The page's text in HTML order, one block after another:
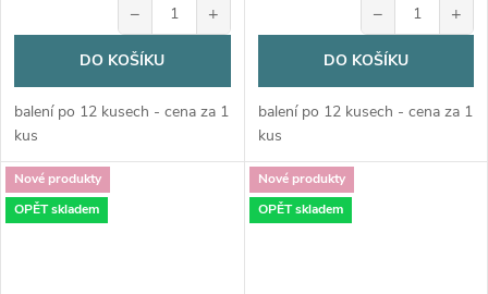
− +
DO KOŠÍKU
balení po 12 kusech - cena za 1
kus
− +
DO KOŠÍKU
balení po 12 kusech - cena za 1
kus
Nové produkty
OPĚT skladem
Nové produkty
OPĚT skladem